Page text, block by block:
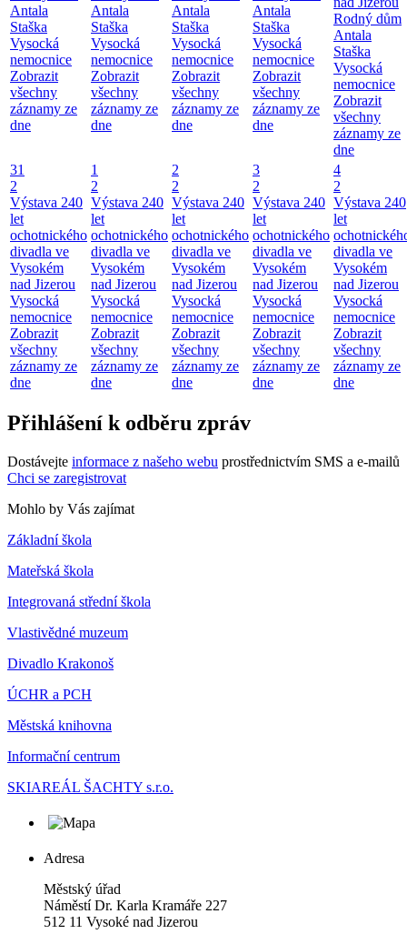
Antala
Staška
Vysocká
nemocnice
Zobrazit
všechny
záznamy ze
dne
Antala
Staška
Vysocká
nemocnice
Zobrazit
všechny
záznamy ze
dne
Antala
Staška
Vysocká
nemocnice
Zobrazit
všechny
záznamy ze
dne
Antala
Staška
Vysocká
nemocnice
Zobrazit
všechny
záznamy ze
dne
Rodný dům
Antala
Staška
Vysocká
nemocnice
Zobrazit
všechny
záznamy ze
dne
31
2
Výstava 240
let
ochotnického
divadla ve
Vysokém
nad Jizerou
Vysocká
nemocnice
Zobrazit
všechny
záznamy ze
dne
1
2
Výstava 240
let
ochotnického
divadla ve
Vysokém
nad Jizerou
Vysocká
nemocnice
Zobrazit
všechny
záznamy ze
dne
2
2
Výstava 240
let
ochotnického
divadla ve
Vysokém
nad Jizerou
Vysocká
nemocnice
Zobrazit
všechny
záznamy ze
dne
3
2
Výstava 240
let
ochotnického
divadla ve
Vysokém
nad Jizerou
Vysocká
nemocnice
Zobrazit
všechny
záznamy ze
dne
4
2
Výstava 240
let
divadla ve
Vysokém
nad Jizerou
Vysocká
nemocnice
Zobrazit
všechny
záznamy ze
dne
Přihlášení k odběru zpráv
Dostávejte informace z našeho webu prostřednictvím SMS a e-mailů
Chci se zaregistrovat
Mohlo by Vás zajímat
Základní škola
Mateřská škola
Integrovaná střední škola
Vlastivědné muzeum
Divadlo Krakonoš
ÚCHR a PCH
Městská knihovna
Informační centrum
SKIAREÁL ŠACHTY s.r.o.
Adresa
Městský úřad
Náměstí Dr. Karla Kramáře 227
512 11 Vysoké nad Jizerou